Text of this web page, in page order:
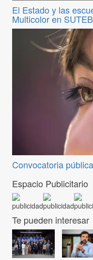
El Estado y las
Multicolor en
Convocatoria
Espacio Publicitario
Te pueden interesar